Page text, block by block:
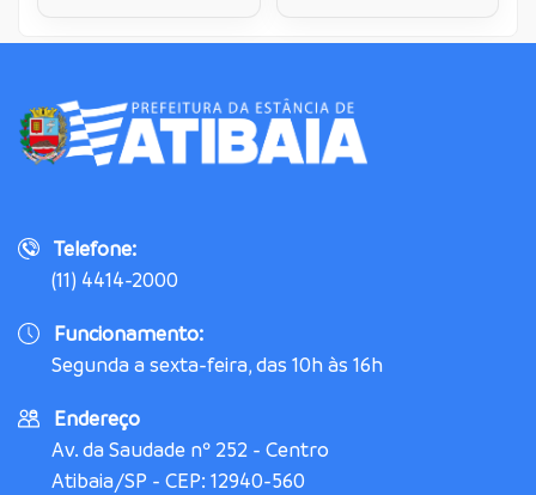
Telefone:
(11) 4414-2000
Funcionamento:
Segunda a sexta-feira, das 10h às 16h
Endereço
Av. da Saudade nº 252 - Centro
Atibaia/SP - CEP: 12940-560